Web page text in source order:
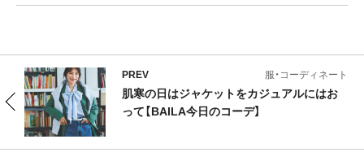
PREV 服・コーディネート
肌寒の日はジャケットをカジュアルにはお
って【BAILA今日のコーデ】